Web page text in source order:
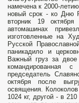
намечена к 2000-
новый срок - ко Дню
вторник 19
автомашинах
изготовленные на
Русской
паникадило и
Важный груз за двое
командированная
председатель
октября после
освящения.
1024 кг, другой - в